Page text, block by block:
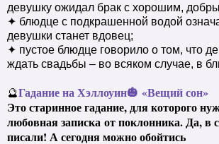
девушку ожидал брак с хорошим,
✦ блюдце с подкрашенной водой
девушки станет вдовец;
✦ пустое блюдце говорило о том, что
ждать свадьбы – во всяком случае, в
🔮Гадание на Хэллоуин🎃 «Вещий сон»
Это старинное гадание, для которого
любовная записка от поклонника. Да, в
писали! А сегодня можно обойтись